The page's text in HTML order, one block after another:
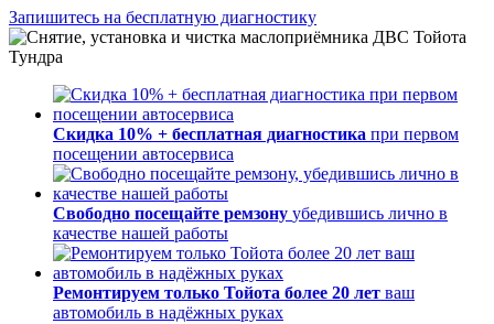
Запишитесь на бесплатную диагностику
Скидка 10% + бесплатная диагностика при первом
посещении автосервиса
Свободно посещайте ремзону убедившись лично в
качестве нашей работы
Ремонтируем только Тойота более 20 лет ваш
автомобиль в надёжных руках